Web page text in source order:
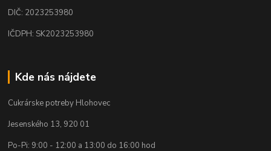
DIČ: 2023253980
IČDPH: SK2023253980
Kde nás nájdete
Cukrárske potreby Hlohovec
Jesenského 13, 920 01
Po-Pi: 9:00 - 12:00 a 13:00 do 16:00 hod